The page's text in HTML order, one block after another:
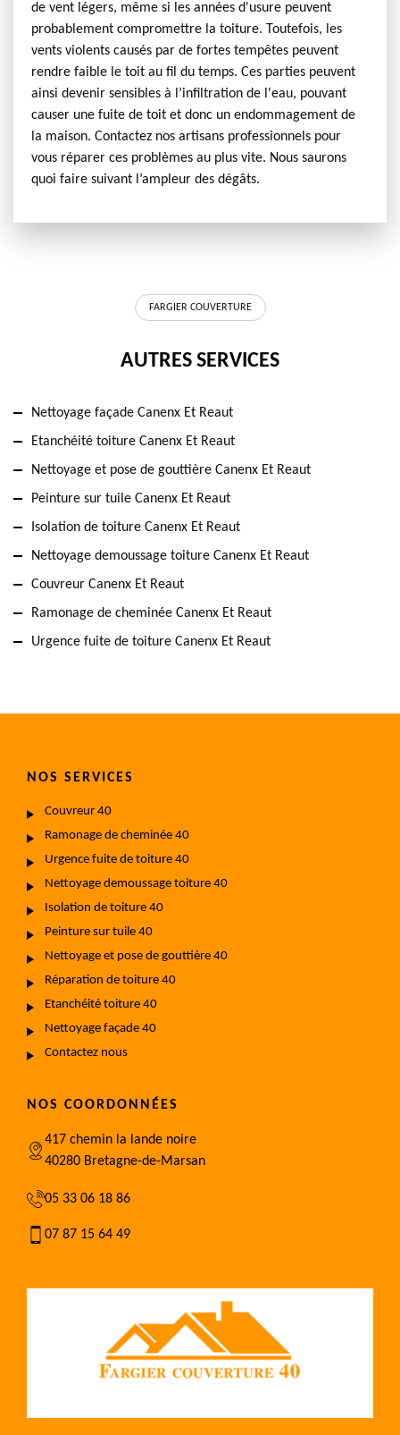
de vent légers, même si les années d'usure peuvent
probablement compromettre la toiture. Toutefois, les
vents violents causés par de fortes tempêtes peuvent
rendre faible le toit au fil du temps. Ces parties peuvent
ainsi devenir sensibles à l’infiltration de l'eau, pouvant
causer une fuite de toit et donc un endommagement de
la maison. Contactez nos artisans professionnels pour
vous réparer ces problèmes au plus vite. Nous saurons
quoi faire suivant l’ampleur des dégâts.
FARGIER COUVERTURE
AUTRES SERVICES
Nettoyage façade Canenx Et Reaut
Etanchéité toiture Canenx Et Reaut
Nettoyage et pose de gouttière Canenx Et Reaut
Peinture sur tuile Canenx Et Reaut
Isolation de toiture Canenx Et Reaut
Nettoyage demoussage toiture Canenx Et Reaut
Couvreur Canenx Et Reaut
Ramonage de cheminée Canenx Et Reaut
Urgence fuite de toiture Canenx Et Reaut
NOS SERVICES
Couvreur 40
Ramonage de cheminée 40
Urgence fuite de toiture 40
Nettoyage demoussage toiture 40
Isolation de toiture 40
Peinture sur tuile 40
Nettoyage et pose de gouttière 40
Réparation de toiture 40
Etanchéité toiture 40
Nettoyage façade 40
Contactez nous
NOS COORDONNÉES
417 chemin la lande noire
40280 Bretagne-de-Marsan
05 33 06 18 86
07 87 15 64 49